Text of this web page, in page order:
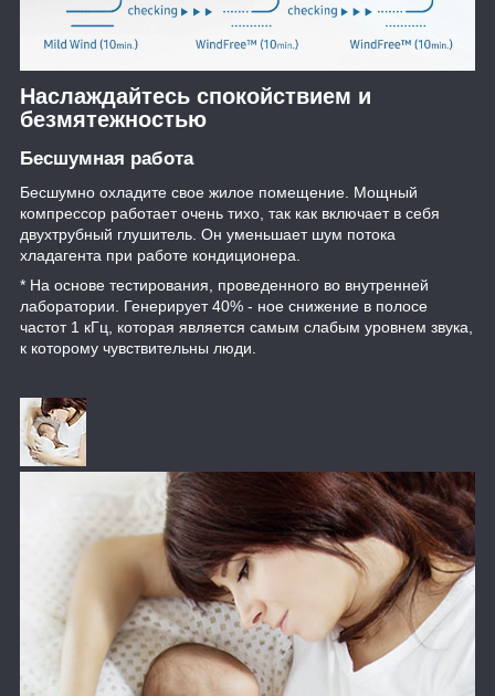
Наслаждайтесь спокойствием и
безмятежностью
Бесшумная работа
Бесшумно охладите свое жилое помещение. Мощный
компрессор работает очень тихо, так как включает в себя
двухтрубный глушитель. Он уменьшает шум потока
хладагента при работе кондиционера.
* На основе тестирования, проведенного во внутренней
лаборатории. Генерирует 40% - ное снижение в полосе
частот 1 кГц, которая является самым слабым уровнем звука,
к которому чувствительны люди.